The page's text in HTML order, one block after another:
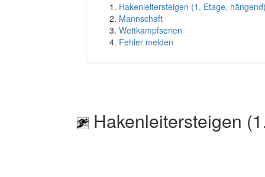
Hakenleitersteigen (1. Etage,
Mannschaft
Wettkampfserien
Fehler melden
Hakenleitersteigen